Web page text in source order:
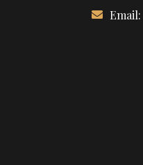
Email: